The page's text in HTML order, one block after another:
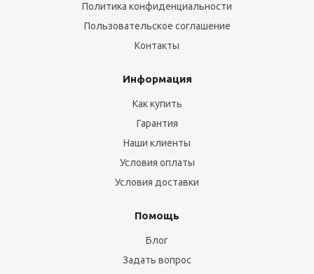
Политика конфиденциальности
Пользовательское соглашение
Контакты
Информация
Как купить
Гарантия
Наши клиенты
Условия оплаты
Условия доставки
Помощь
Блог
Задать вопрос